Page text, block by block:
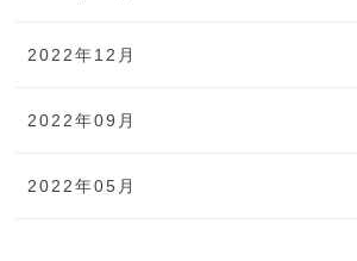
2022年12月
2022年09月
2022年05月